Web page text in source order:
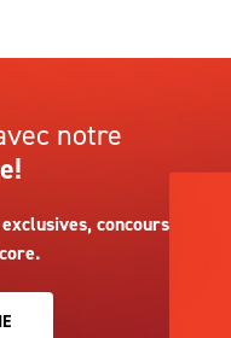
notre
concours